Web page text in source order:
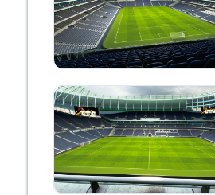
hjelp til å bestille reisen.
Er du klar for å oppleve
deg med å realisere din